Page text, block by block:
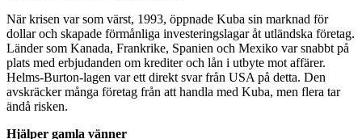
När krisen var som värst, 1993, öppnade Kuba sin marknad för
dollar och skapade förmånliga investeringslagar åt utländska företag.
Länder som Kanada, Frankrike, Spanien och Mexiko var snabbt på
plats med erbjudanden om krediter och lån i utbyte mot affärer.
Helms-Burton-lagen var ett direkt svar från USA på detta. Den
avskräcker många företag från att handla med Kuba, men flera tar
ändå risken.
Hjälper gamla vänner